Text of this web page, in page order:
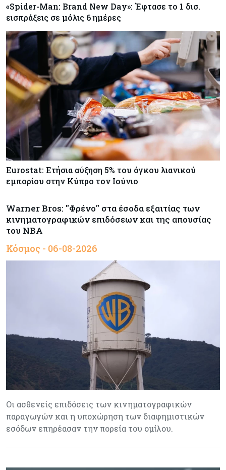
«Spider-Man: Brand New Day»: Έφτασε το 1 δισ.
εισπράξεις σε μόλις 6 ημέρες
Eurostat: Ετήσια αύξηση 5% του όγκου λιανικού
εμπορίου στην Κύπρο τον Ιούνιο
Warner Bros: "Φρένο" στα έσοδα εξαιτίας των
κινηματογραφικών επιδόσεων και της απουσίας
του NBA
Κόσμος - 06-08-2026
Οι ασθενείς επιδόσεις των κινηματογραφικών
παραγωγών και η υποχώρηση των διαφημιστικών
εσόδων επηρέασαν την πορεία του ομίλου.